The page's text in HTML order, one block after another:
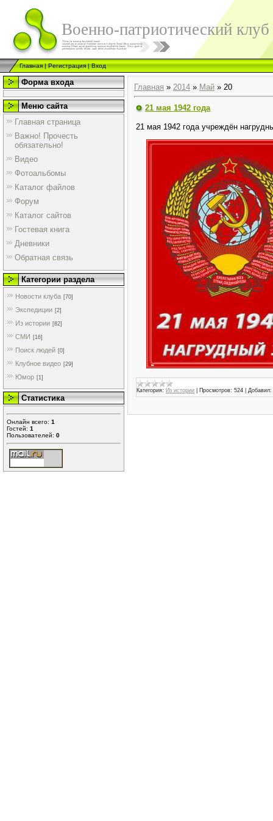
Военно-патриотический
Главная|Регистрация|Вход
Форма входа
Меню сайта
Главная страница
Важно! Прочесть
обязательно!
Видео
Фотоальбомы
Каталог файлов
Форум
Каталог сайтов
Гостевая книга
Дневники
Обратная связь
Категории раздела
Новости клуба [70]
Экспедиции [2]
Из истории [82]
СМИ [16]
Поиск людей [0]
Клубное видео [29]
Юмор [1]
Статистика
Онлайн всего: 1
Гостей: 1
Пользователей: 0
Главная » 2014 » Май » 20
21 мая 1942 года
21 мая 1942 года учреждён
Категория: Из истории Просмотров: 524 Добавил: